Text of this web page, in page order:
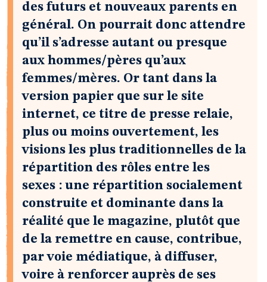
des futurs et nouveaux parents en
général. On pourrait donc attendre
qu’il s’adresse autant ou presque
aux hommes/pères qu’aux
femmes/mères. Or tant dans la
version papier que sur le site
internet, ce titre de presse relaie,
plus ou moins ouvertement, les
visions les plus traditionnelles de la
répartition des rôles entre les
sexes : une répartition socialement
construite et dominante dans la
réalité que le magazine, plutôt que
de la remettre en cause, contribue,
par voie médiatique, à diffuser,
voire à renforcer auprès de ses